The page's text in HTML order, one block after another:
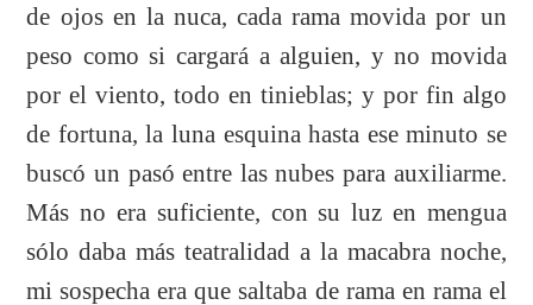
de ojos en la nuca, cada rama movida por un
peso como si cargará a alguien, y no movida
por el viento, todo en tinieblas; y por fin algo
de fortuna, la luna esquina hasta ese minuto se
buscó un pasó entre las nubes para auxiliarme.
Más no era suficiente, con su luz en mengua
sólo daba más teatralidad a la macabra noche,
mi sospecha era que saltaba de rama en rama el